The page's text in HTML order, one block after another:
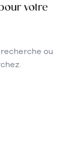
votre
ou